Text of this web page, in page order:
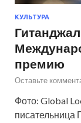
КУЛЬТУРА
премию
Оставьте
Фото: Global
писательница